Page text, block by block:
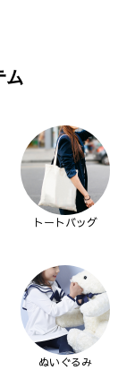
ム
トートバッグ
ぬいぐるみ